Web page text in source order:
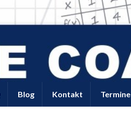
Blog Kontakt Termine